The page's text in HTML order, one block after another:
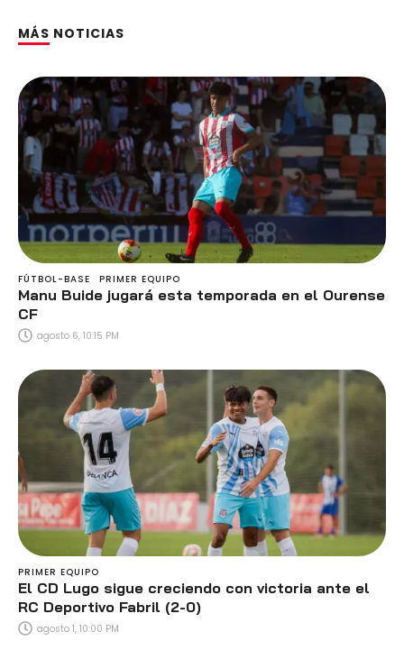
MÁS NOTICIAS
FÚTBOL-BASE PRIMER EQUIPO
Manu Buide jugará esta temporada en el Ourense
CF
agosto 6, 10:15 PM
PRIMER EQUIPO
El CD Lugo sigue creciendo con victoria ante el
RC Deportivo Fabril (2-0)
agosto 1, 10:00 PM